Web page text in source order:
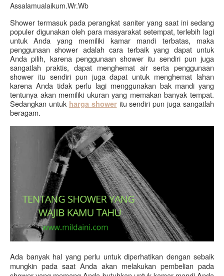
Assalamualaikum.Wr.Wb
Shower termasuk pada perangkat saniter yang saat ini sedang
populer digunakan oleh para masyarakat setempat, terlebih lagi
untuk Anda yang memiliki kamar mandi terbatas, maka
penggunaan shower adalah cara terbaik yang dapat untuk
Anda pilih, karena penggunaan shower itu sendiri pun juga
sangatlah praktis, dapat menghemat air serta penggunaan
shower itu sendiri pun juga dapat untuk menghemat lahan
karena Anda tidak perlu lagi menggunakan bak mandi yang
tentunya akan memiliki ukuran yang memakan banyak tempat.
Sedangkan untuk harga shower itu sendiri pun juga sangatlah
beragam.
Ada banyak hal yang perlu untuk diperhatikan dengan sebaik
mungkin pada saat Anda akan melakukan pembelian pada